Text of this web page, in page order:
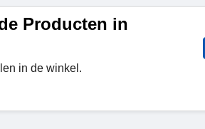
Producten in
in de winkel.